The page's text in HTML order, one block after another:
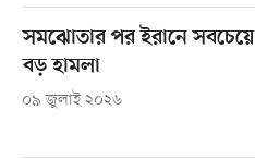
সমঝোতার পর ইরানে সবচেয়ে
বড় হামলা
০৯ জুলাই ২০২৬